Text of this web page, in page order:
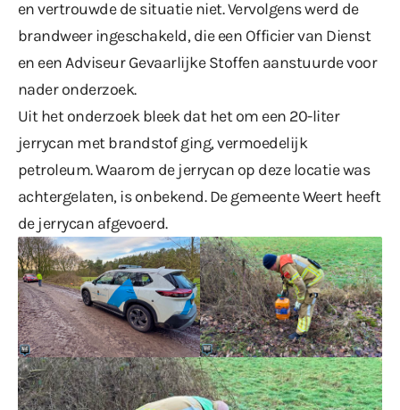
en vertrouwde de situatie niet. Vervolgens werd de
brandweer ingeschakeld, die een Officier van Dienst
en een Adviseur Gevaarlijke Stoffen aanstuurde voor
nader onderzoek.
Uit het onderzoek bleek dat het om een 20-liter
jerrycan met brandstof ging, vermoedelijk
petroleum. Waarom de jerrycan op deze locatie was
achtergelaten, is onbekend. De gemeente Weert heeft
de jerrycan afgevoerd.